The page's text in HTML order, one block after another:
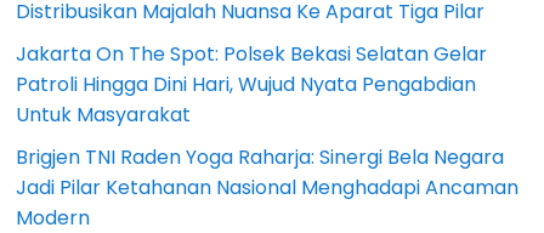
Distribusikan Majalah Nuansa Ke Aparat Tiga Pilar
Jakarta On The Spot: Polsek Bekasi Selatan Gelar
Patroli Hingga Dini Hari, Wujud Nyata Pengabdian
Untuk Masyarakat
Brigjen TNI Raden Yoga Raharja: Sinergi Bela Negara
Jadi Pilar Ketahanan Nasional Menghadapi Ancaman
Modern